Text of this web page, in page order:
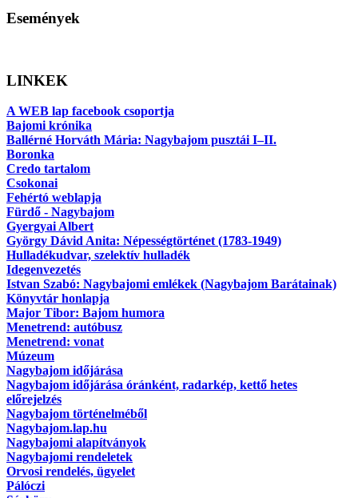
Események
LINKEK
A WEB lap facebook csoportja
Bajomi krónika
Ballérné Horváth Mária: Nagybajom pusztái I–II.
Boronka
Credo tartalom
Csokonai
Fehértó weblapja
Fürdő - Nagybajom
Gyergyai Albert
György Dávid Anita: Népességtörténet (1783-1949)
Hulladékudvar, szelektív hulladék
Idegenvezetés
Istvan Szabó: Nagybajomi emlékek (Nagybajom Barátainak)
Könyvtár honlapja
Major Tibor: Bajom humora
Menetrend: autóbusz
Menetrend: vonat
Múzeum
Nagybajom időjárása
Nagybajom időjárása óránként, radarkép, kettő hetes
előrejelzés
Nagybajom történelméből
Nagybajom.lap.hu
Nagybajomi alapítványok
Nagybajomi rendeletek
Orvosi rendelés, ügyelet
Pálóczi